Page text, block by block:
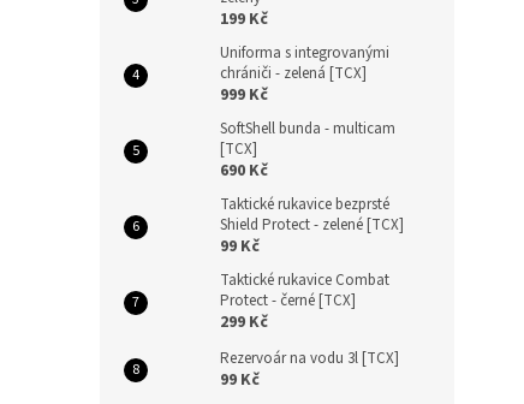
199 Kč
Uniforma s integrovanými
chrániči - zelená [TCX]
999 Kč
SoftShell bunda - multicam
[TCX]
690 Kč
Taktické rukavice bezprsté
Shield Protect - zelené [TCX]
99 Kč
Taktické rukavice Combat
Protect - černé [TCX]
299 Kč
Rezervoár na vodu 3l [TCX]
99 Kč